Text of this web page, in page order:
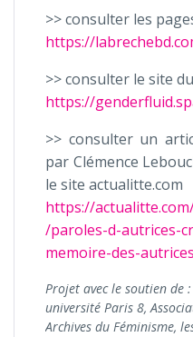
>> consulter les
https://
>> consulter le site
https://
>> consulter un
par Clémence
le site actualitte.com
https://
/paroles-d-autrices-
memoire-des-
Projet avec le soutien de :
université Paris 8,
Archives du Féminisme,